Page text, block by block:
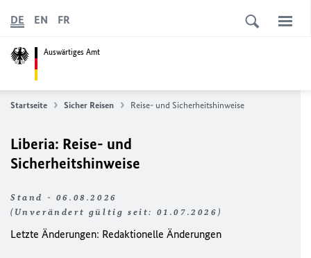
Auswärtiges Amt
DE EN FR
Startseite Sicher Reisen Reise- und Sicherheitshinweise
Liberia: Reise- und
Sicherheitshinweise
Stand - 06.08.2026
(Unverändert gültig seit: 01.07.2026)
Letzte Änderungen: Redaktionelle Änderungen